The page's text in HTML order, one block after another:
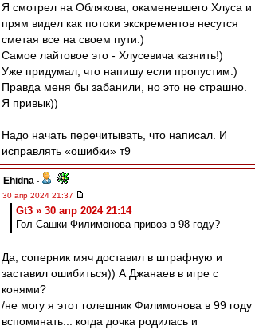
Я смотрел на Облякова, окаменевшего Хлуса и
прям видел как потоки экскрементов несутся
сметая все на своем пути.)
Самое лайтовое это - Хлусевича казнить!)
Уже придумал, что напишу если пропустим.)
Правда меня бы забанили, но это не страшно.
Я привык))
Надо начать перечитывать, что написал. И
исправлять «ошибки» т9
Ehidna -
30 апр 2024 21:37
Gt3 » 30 апр 2024 21:14
Гол Сашки Филимонова привоз в 98 году?
Да, соперник мяч доставил в штрафную и
заставил ошибиться)) А Джанаев в игре с
конями?
/не могу я этот голешник Филимонова в 99 году
вспоминать... когда дочка родилась и